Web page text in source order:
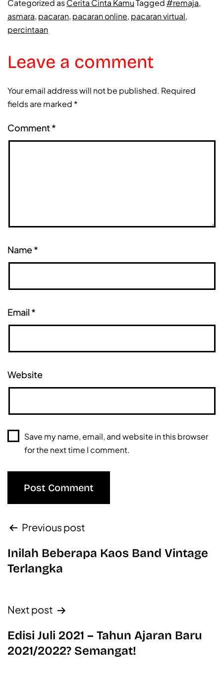
Categorized asCerita Cinta KamuTagged#remaja,
asmara, pacaran, pacaran online, pacaran virtual,
percintaan
Leave a comment
Your email address will not be published. Required
fields are marked *
Comment*
Name*
Email *
Website
Save my name, email, and website in this browser
for the next time I comment.
Previous post
Inilah Beberapa Kaos Band Vintage
Terlangka
Next post
Edisi Juli 2021 – Tahun Ajaran Baru
2021/2022? Semangat!